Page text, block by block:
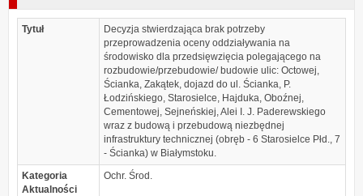
Tytuł
Decyzja stwierdzająca brak potrzeby
przeprowadzenia oceny oddziaływania na
środowisko dla przedsięwzięcia polegającego na
rozbudowie/przebudowie/ budowie ulic: Octowej,
Ścianka, Zakątek, dojazd do ul. Ścianka, P.
Łodzińskiego, Starosielce, Hajduka, Oboźnej,
Cementowej, Sejneńskiej, Alei I. J. Paderewskiego
wraz z budową i przebudową niezbędnej
infrastruktury technicznej (obręb - 6 Starosielce Płd., 7
- Ścianka) w Białymstoku.
Kategoria
Aktualności
Ochr. Środ.